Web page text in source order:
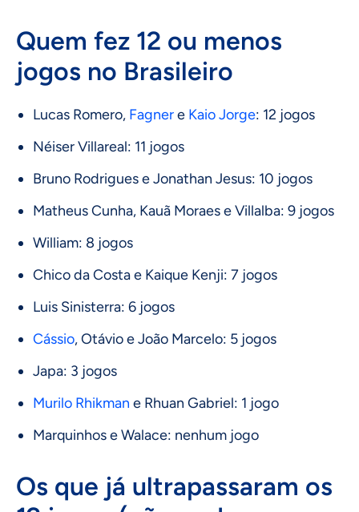
Quem fez 12 ou menos
jogos no Brasileiro
Lucas Romero, Fagnere Kaio Jorge: 12 jogos
Néiser Villareal: 11 jogos
Bruno Rodrigues e Jonathan Jesus: 10 jogos
Matheus Cunha, Kauã Moraes e Villalba: 9 jogos
William: 8 jogos
Chico da Costa e Kaique Kenji: 7 jogos
Luis Sinisterra: 6 jogos
Cássio, Otávio e João Marcelo: 5 jogos
Japa: 3 jogos
Murilo Rhikman e Rhuan Gabriel: 1 jogo
Marquinhos e Walace: nenhum jogo
Os que já ultrapassaram os